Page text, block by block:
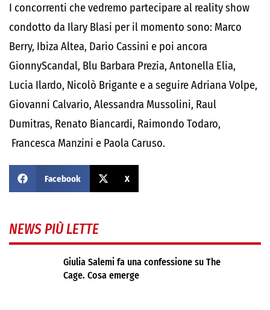
I concorrenti che vedremo partecipare al reality show
condotto da Ilary Blasi per il momento sono: Marco
Berry, Ibiza Altea, Dario Cassini e poi ancora
GionnyScandal, Blu Barbara Prezia, Antonella Elia,
Lucia Ilardo, Nicolò Brigante e a seguire Adriana Volpe,
Giovanni Calvario, Alessandra Mussolini, Raul
Dumitras, Renato Biancardi, Raimondo Todaro,
Francesca Manzini e Paola Caruso.
Facebook X
NEWS PIÙ LETTE
Giulia Salemi fa una confessione su The
Cage. Cosa emerge